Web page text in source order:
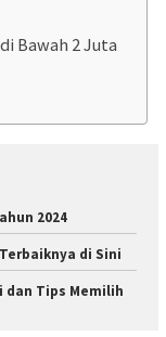
Bawah 2 Juta
2024
di Sini
dan Tips Memilih